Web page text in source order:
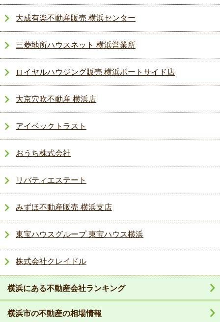
大成有楽不動産販売 横浜センター
三菱地所ハウスネット 横浜営業所
ロイヤルハウジング販売 横浜ポートサイド店
大京穴吹不動産 横浜店
アイベックトラスト
おうち株式会社
リバティエステート
みずほ不動産販売 横浜支店
東宝ハウスグループ 東宝ハウス横浜
株式会社クレイドル
横浜にある不動産会社ランキング
横浜市の不動産の相場情報